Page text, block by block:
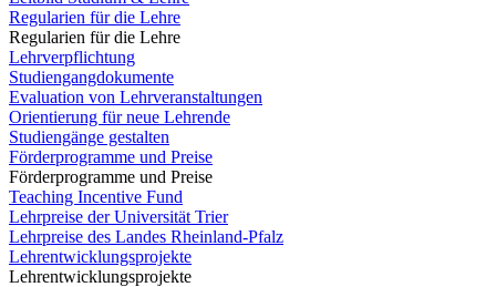
Regularien für die Lehre
Regularien für die Lehre
Lehrverpflichtung
Studiengangdokumente
Evaluation von Lehrveranstaltungen
Orientierung für neue Lehrende
Studiengänge gestalten
Förderprogramme und Preise
Förderprogramme und Preise
Teaching Incentive Fund
Lehrpreise der Universität Trier
Lehrpreise des Landes Rheinland-Pfalz
Lehrentwicklungsprojekte
Lehrentwicklungsprojekte